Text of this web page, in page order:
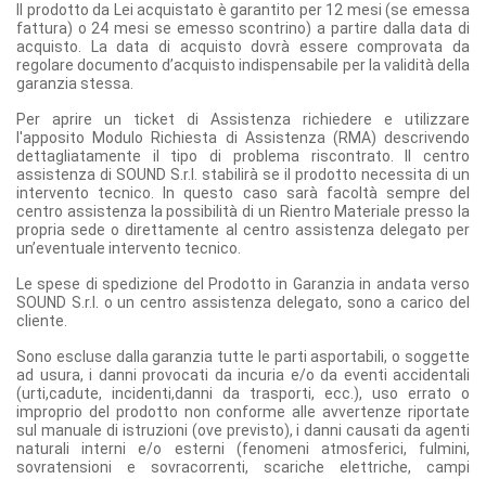
Il prodotto da Lei acquistato è garantito per 12 mesi (se emessa
fattura) o 24 mesi se emesso scontrino) a partire dalla data di
acquisto. La data di acquisto dovrà essere comprovata da
regolare documento d’acquisto indispensabile per la validità della
garanzia stessa.
Per aprire un ticket di Assistenza richiedere e utilizzare
l'apposito Modulo Richiesta di Assistenza (RMA) descrivendo
dettagliatamente il tipo di problema riscontrato. Il centro
assistenza di SOUND S.r.l. stabilirà se il prodotto necessita di un
intervento tecnico. In questo caso sarà facoltà sempre del
centro assistenza la possibilità di un Rientro Materiale presso la
propria sede o direttamente al centro assistenza delegato per
un’eventuale intervento tecnico.
Le spese di spedizione del Prodotto in Garanzia in andata verso
SOUND S.r.l. o un centro assistenza delegato, sono a carico del
cliente.
Sono escluse dalla garanzia tutte le parti asportabili, o soggette
ad usura, i danni provocati da incuria e/o da eventi accidentali
(urti,cadute, incidenti,danni da trasporti, ecc.), uso errato o
improprio del prodotto non conforme alle avvertenze riportate
sul manuale di istruzioni (ove previsto), i danni causati da agenti
naturali interni e/o esterni (fenomeni atmosferici, fulmini,
sovratensioni e sovracorrenti, scariche elettriche, campi